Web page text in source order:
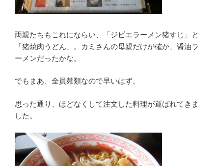
両親たちもこれにならい、「ジビエラーメン猪すじ」と
「猪焼肉うどん」。カミさんの母親だけが確か、醤油ラ
ーメンだったかな。
でもまあ、全員麺類なので早いはず。
思った通り、ほどなくして注文した料理が運ばれてきま
した。